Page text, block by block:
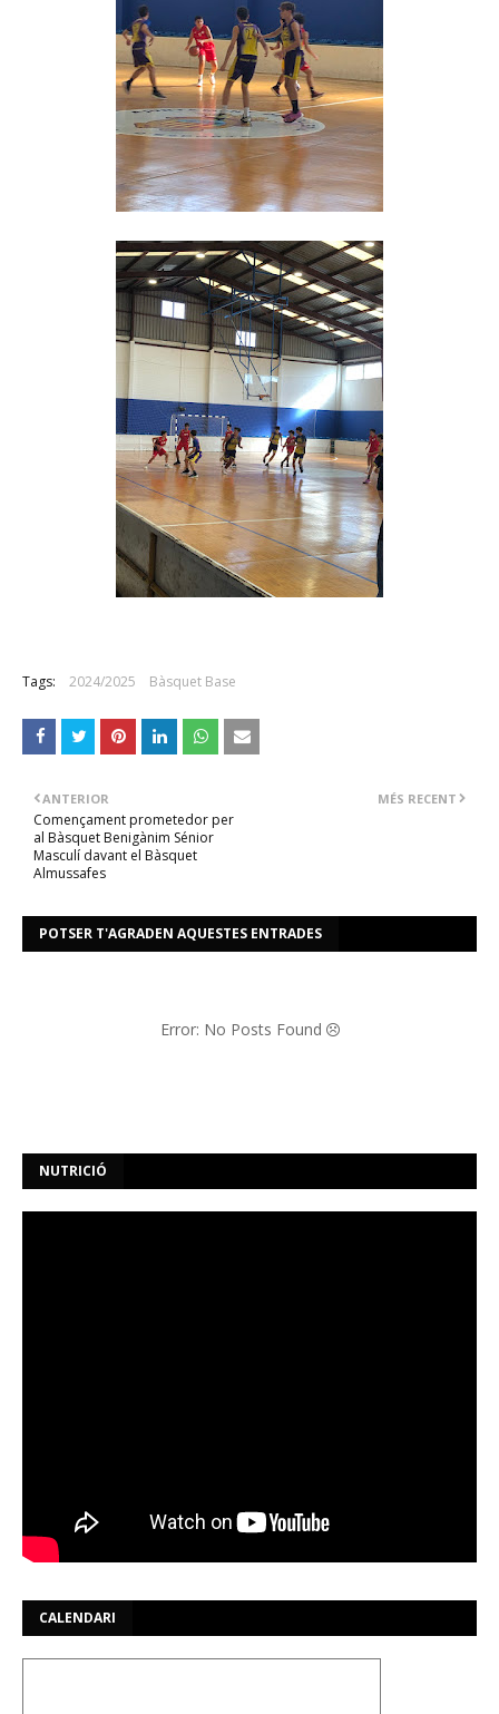
Tags: 2024/2025 Bàsquet Base
MÉS RECENT
ANTERIOR
Començament prometedor per
al Bàsquet Benigànim Sénior
Masculí davant el Bàsquet
Almussafes
POTSER T'AGRADEN AQUESTES ENTRADES
Error: No Posts Found
NUTRICIÓ
CALENDARI